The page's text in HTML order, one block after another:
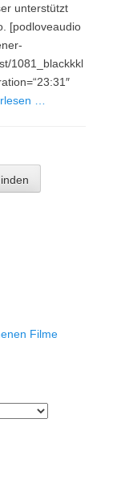
unterstützt
[podloveaudio
1081_blackkkl
…
Filme